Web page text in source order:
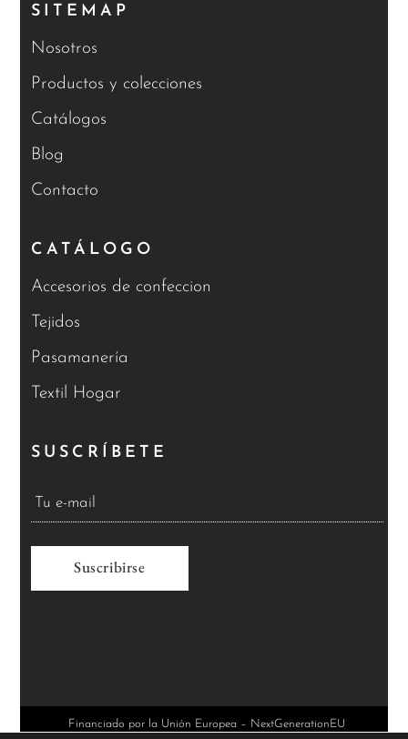
SITEMAP
Nosotros
Productos y colecciones
Catálogos
Blog
Contacto
CATÁLOGO
Accesorios de confeccion
Tejidos
Pasamanería
Textil Hogar
SUSCRÍBETE
Financiado por la Unión Europea – NextGenerationEU